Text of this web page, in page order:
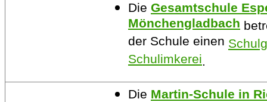
Die Gesamtschule
Mönchengladbach
der Schule einen
Schulimkerei.
Die Martin-Schule in